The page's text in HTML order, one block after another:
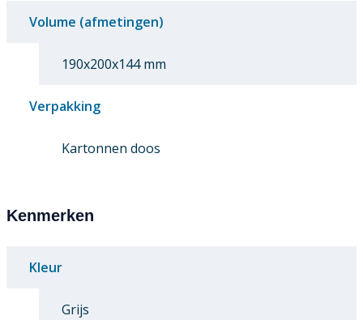
Volume (afmetingen)
190x200x144 mm
Verpakking
Kartonnen doos
Kenmerken
Kleur
Grijs